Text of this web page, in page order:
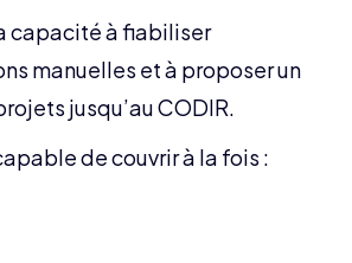
capacité à fiabiliser
manuelles et à proposer un
jusqu’au CODIR.
de couvrir à la fois :